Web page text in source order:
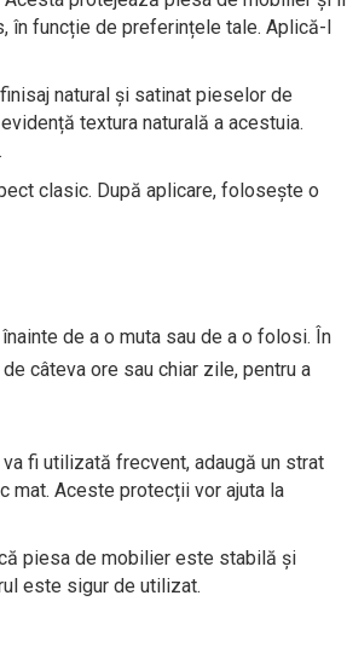
în funcție de preferințele tale. Aplică-l
natural și satinat pieselor de
textura naturală a acestuia.
clasic. După aplicare, folosește o
de a o muta sau de a o folosi. În
câteva ore sau chiar zile, pentru a
fi utilizată frecvent, adaugă un strat
mat. Aceste protecții vor ajuta la
piesa de mobilier este stabilă și
este sigur de utilizat.